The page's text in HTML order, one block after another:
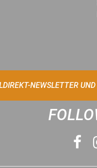
NEWSLETTER